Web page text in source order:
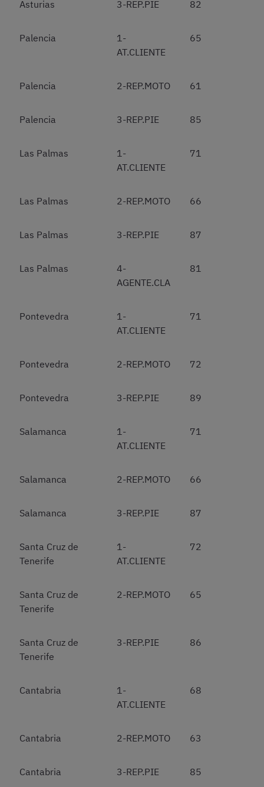
Asturias 3-REP.PIE 82
Palencia
1-
AT.CLIENTE
65
Palencia 2-REP.MOTO 61
Palencia 3-REP.PIE 85
Las Palmas
1-
AT.CLIENTE
71
Las Palmas 2-REP.MOTO 66
Las Palmas 3-REP.PIE 87
Las Palmas
4-
AGENTE.CLA
81
Pontevedra
1-
AT.CLIENTE
71
Pontevedra 2-REP.MOTO 72
Pontevedra 3-REP.PIE 89
Salamanca
1-
AT.CLIENTE
71
Salamanca 2-REP.MOTO 66
Salamanca 3-REP.PIE 87
Santa Cruz de
Tenerife
1-
AT.CLIENTE
72
Santa Cruz de
Tenerife
2-REP.MOTO 65
Santa Cruz de
Tenerife
3-REP.PIE 86
Cantabria
1-
AT.CLIENTE
68
Cantabria 2-REP.MOTO 63
Cantabria 3-REP.PIE 85